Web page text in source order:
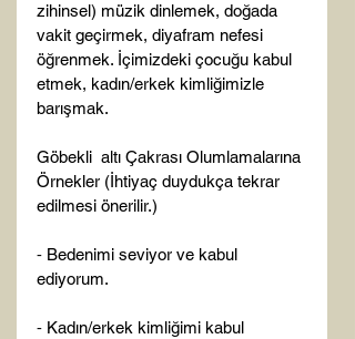
zihinsel) müzik dinlemek, doğada
vakit geçirmek, diyafram nefesi
öğrenmek. İçimizdeki çocuğu kabul
etmek, kadın/erkek kimliğimizle
barışmak.
Göbekli  altı Çakrası Olumlamalarına
Örnekler (İhtiyaç duydukça tekrar
edilmesi önerilir.)
⁃ Bedenimi seviyor ve kabul
ediyorum.
⁃ Kadın/erkek kimliğimi kabul